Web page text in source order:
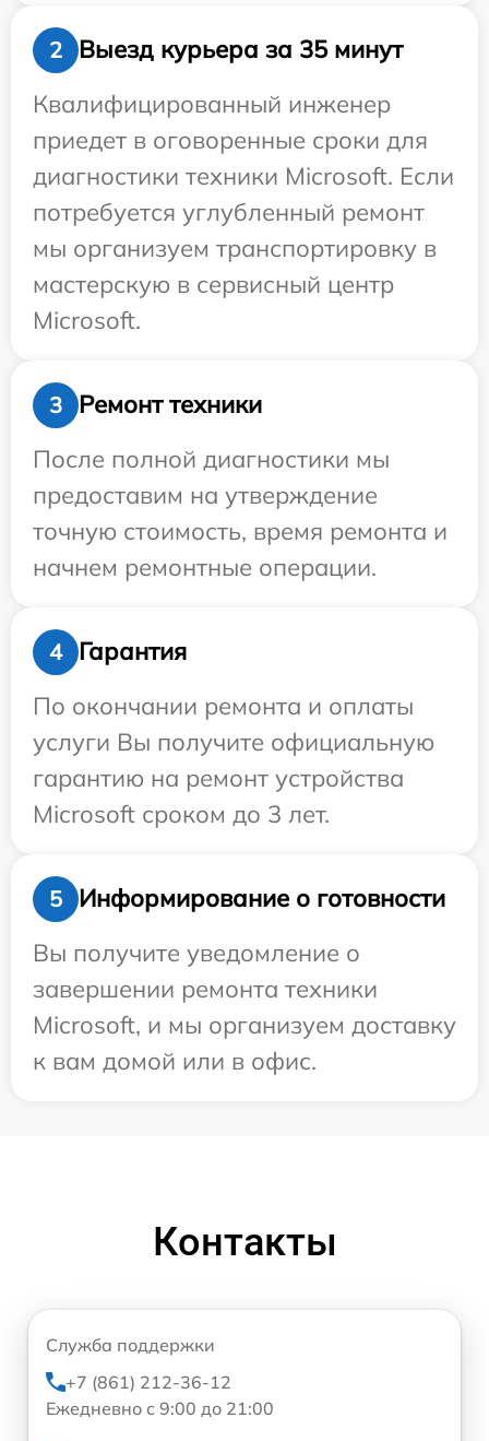
2
Выезд курьера за 35 минут
Квалифицированный инженер
приедет в оговоренные сроки для
диагностики техники Microsoft. Если
потребуется углубленный ремонт
мы организуем транспортировку в
мастерскую в сервисный центр
Microsoft.
3
Ремонт техники
После полной диагностики мы
предоставим на утверждение
точную стоимость, время ремонта и
начнем ремонтные операции.
4
Гарантия
По окончании ремонта и оплаты
услуги Вы получите официальную
гарантию на ремонт устройства
Microsoft сроком до 3 лет.
5
Информирование о готовности
Вы получите уведомление о
завершении ремонта техники
Microsoft, и мы организуем доставку
к вам домой или в офис.
Контакты
Служба поддержки
+7 (861) 212-36-12
Ежедневно с 9:00 до 21:00